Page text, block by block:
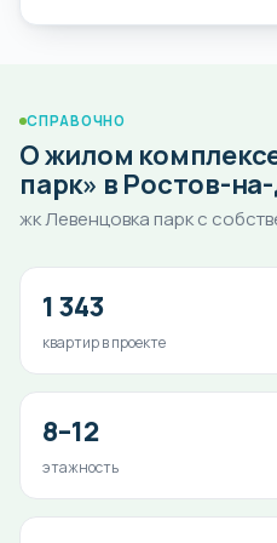
СПРАВОЧНО
О жилом
парк» в Ростов-
жк Левенцовка парк с
1 343
квартир в проекте
8–12
этажность